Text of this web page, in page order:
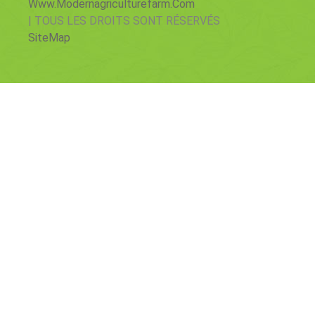
Www.modernagriculturefarm.com
| TOUS LES DROITS SONT RÉSERVÉS
SiteMap